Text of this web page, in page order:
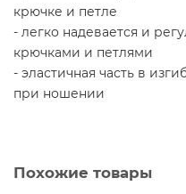
крючке и петле
- легко надевается и
крючками и петлями
- эластичная часть в
при ношении
Похожие товары